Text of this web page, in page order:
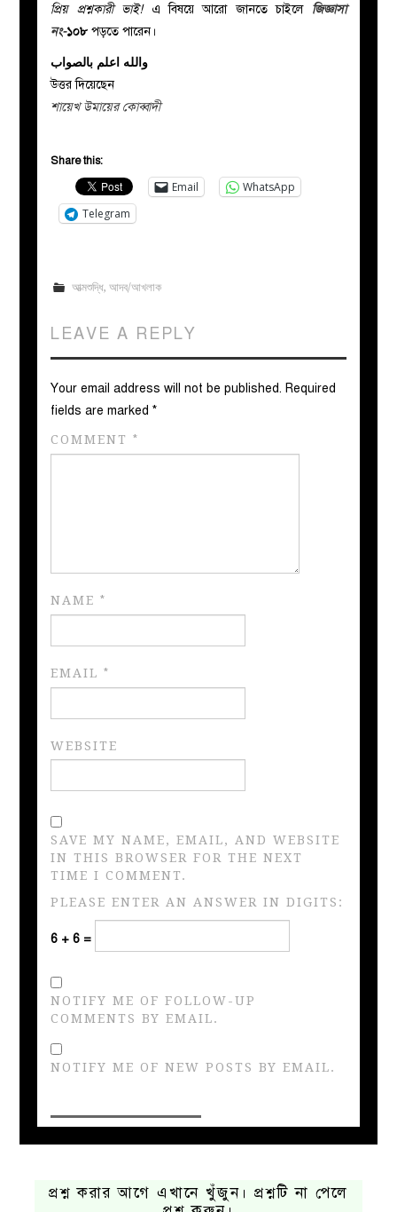
প্রিয় প্রশ্নকারী ভাই!এ বিষয়ে আরো জানতে চাইলে জিজ্ঞাসা
নং-১০৮পড়তে পারেন।
والله اعلم بالصواب
উত্তর দিয়েছেন
শায়েখ উমায়ের কোব্বাদী
Share this:
Email
WhatsApp
Telegram
আত্মশুদ্ধি, আদব/আখলাক
LEAVE A REPLY
Your email address will not be published. Required
fields are marked*
COMMENT*
NAME*
EMAIL*
WEBSITE
SAVE MY NAME, EMAIL, AND WEBSITE
IN THIS BROWSER FOR THE NEXT
TIME I COMMENT.
PLEASE ENTER AN ANSWER IN DIGITS:
6 + 6 =
NOTIFY ME OF FOLLOW-UP
COMMENTS BY EMAIL.
NOTIFY ME OF NEW POSTS BY EMAIL.
প্রশ্ন করার আগে এখানে খুঁজুন। প্রশ্নটি না পেলে